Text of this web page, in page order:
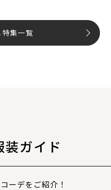
集一覧
ガイド
ーデをご紹介！